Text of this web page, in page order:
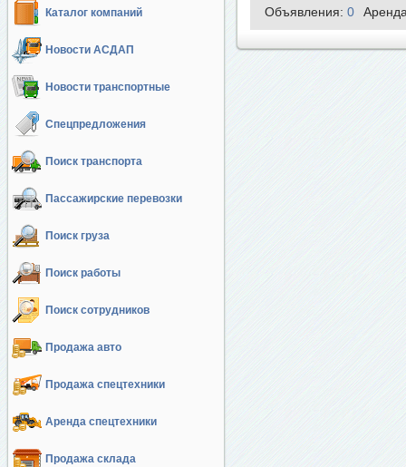
Каталог компаний
Новости АСДАП
Новости транспортные
Спецпредложения
Поиск транспорта
Пассажирские перевозки
Поиск груза
Поиск работы
Поиск сотрудников
Продажа авто
Продажа спецтехники
Аренда спецтехники
Продажа склада
Объявления: 0